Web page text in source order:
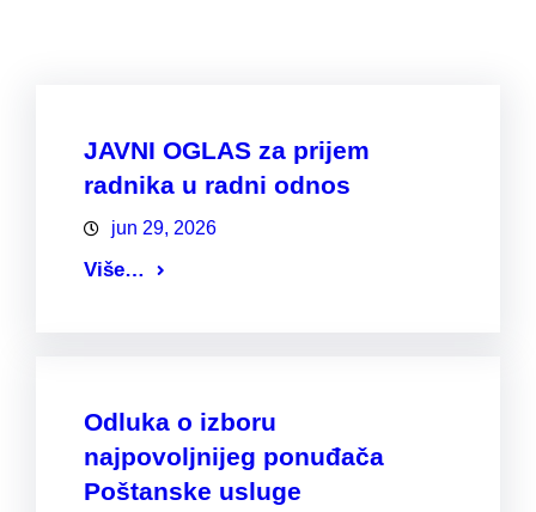
JAVNI OGLAS za prijem
radnika u radni odnos
jun 29, 2026
Više…
Odluka o izboru
najpovoljnijeg ponuđača
Poštanske usluge